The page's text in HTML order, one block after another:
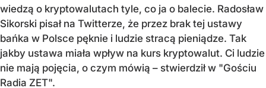
wiedzą o kryptowalutach tyle, co ja o balecie. Radosław
Sikorski pisał na Twitterze, że przez brak tej ustawy
bańka w Polsce pęknie i ludzie stracą pieniądze. Tak
jakby ustawa miała wpływ na kurs kryptowalut. Ci ludzie
nie mają pojęcia, o czym mówią – stwierdził w "Gościu
Radia ZET".